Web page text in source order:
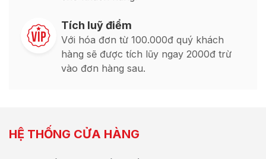
Tích luỹ điểm
Với hóa đơn từ 100.000đ quý khách
hàng sẽ được tích lũy ngay 2000đ trừ
vào đơn hàng sau.
HỆ THỐNG CỬA HÀNG